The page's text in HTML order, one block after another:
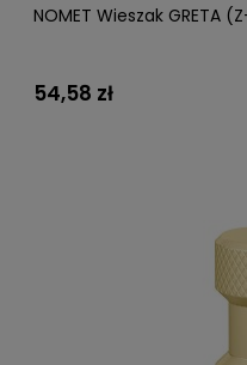
NOMET Wieszak GRETA
54,58 zł